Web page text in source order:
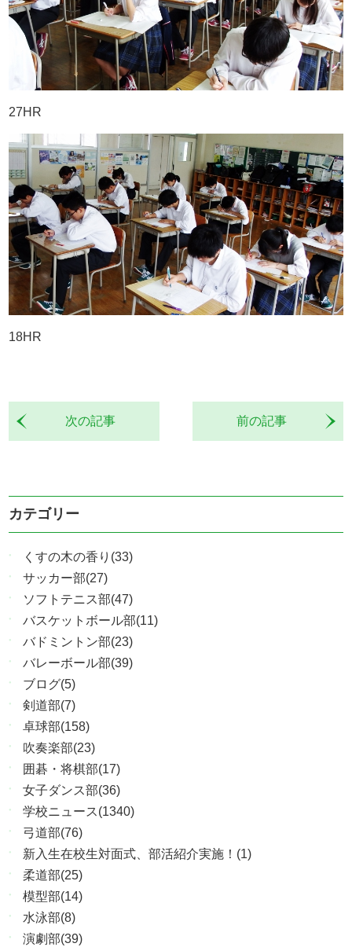
27HR
18HR
前の記事
次の記事
カテゴリー
くすの木の香り(33)
サッカー部(27)
ソフトテニス部(47)
バスケットボール部(11)
バドミントン部(23)
バレーボール部(39)
ブログ(5)
剣道部(7)
卓球部(158)
吹奏楽部(23)
囲碁・将棋部(17)
女子ダンス部(36)
学校ニュース(1340)
弓道部(76)
新入生在校生対面式、部活紹介実施！(1)
柔道部(25)
模型部(14)
水泳部(8)
演劇部(39)